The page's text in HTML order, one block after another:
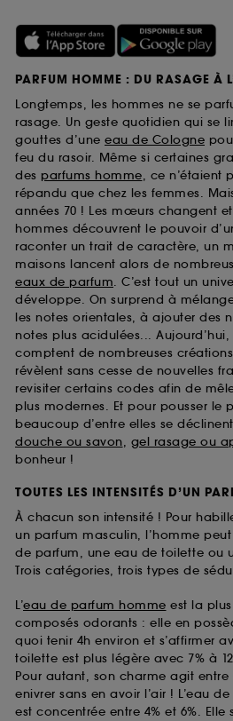
PARFUM HOMME : DU RASAGE À
Longtemps, les hommes ne se
rasage. Un geste quotidien qui se
gouttes d’une eau de Cologne
feu du rasoir. Même si certaines
des parfums homme, ce n’étaient
répandu que chez les femmes.
années 70 ! Les mœurs changent
hommes découvrent le pouvoir
raconter un trait de caractère, un
maisons lancent alors de
eaux de parfum. C’est tout un
développe. On surprend à
les notes orientales, à ajouter des
notes plus acidulées...
comptent de nombreuses
révèlent sans cesse de nouvelles
revisiter certains codes afin de
plus modernes. Et pour pousser le
beaucoup d’entre elles se
douche ou savon, gel rasage ou
bonheur !
TOUTES LES INTENSITÉS D’UN
À chacun son intensité ! Pour
un parfum masculin, l’homme
de parfum, une eau de toilette ou
Trois catégories, trois types de
L’eau de parfum homme est la
composés odorants : elle en
quoi tenir 4h environ et s’affirmer
toilette est plus légère avec 7% à
Pour autant, son charme agit entre
enivrer sans en avoir l’air ! L’eau
est concentrée entre 4% et 6%. Elle